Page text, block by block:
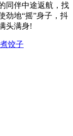
同伴中途返航，找
劲地“摇”身子，抖
头满身!
饺子